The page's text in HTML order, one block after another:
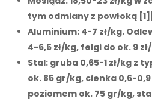
tym odmiany z powłoką
Aluminium: 4-7 zł/kg.
4-6,5 zł/kg, felgi do ok. 9
Stal: gruba 0,65-1 zł/kg z
ok. 85 gr/kg, cienka 0,6-
poziomem ok. 75 gr/kg,